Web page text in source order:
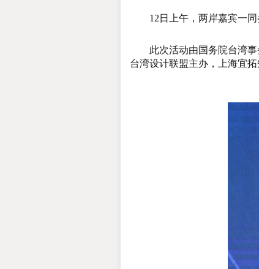
12日上午，两岸嘉宾一同
此次活动由国务院台湾事
台湾设计联盟主办，上海宜